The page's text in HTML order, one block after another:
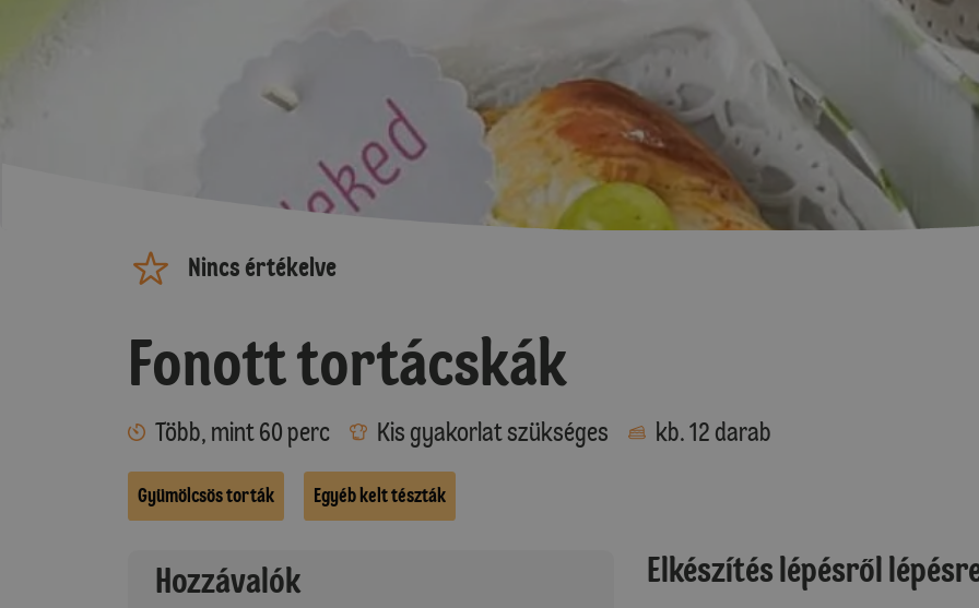
Nincs értékelve
Fonott tortácskák
Több, mint 60 perc Kis gyakorlat szükséges kb. 12 darab
Gyümölcsös torták Egyéb kelt tészták
Hozzávalók Elkészítés lépésről